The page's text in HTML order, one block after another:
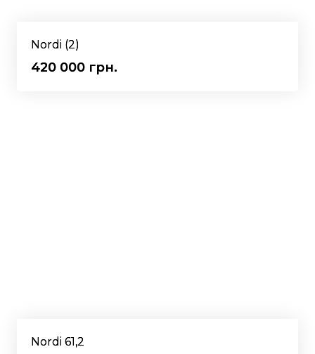
Nordi (2)
420 000 грн.
Nordi 61,2